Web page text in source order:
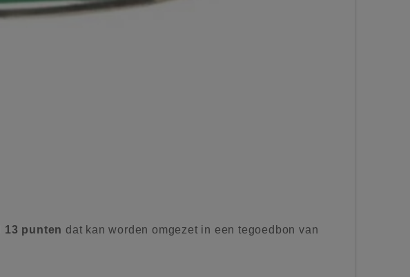
13 punten dat kan worden omgezet in een tegoedbon van